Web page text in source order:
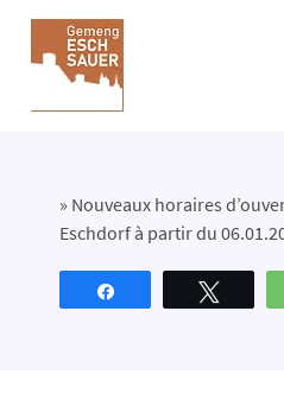
» Nouveaux horaires
Eschdorf à partir du